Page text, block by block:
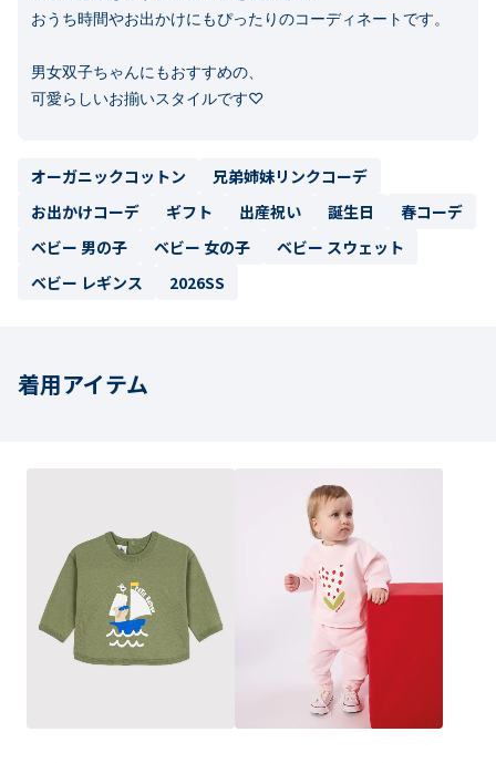
おうち時間やお出かけにもぴったりのコーディネートです。
男女双子ちゃんにもおすすめの、
オーガニックコットン
兄弟姉妹リンクコーデ
お出かけコーデ
ギフト 出産祝い 誕生日
春コーデ
ベビー 男の子
ベビー 女の子
ベビー スウェット
ベビー レギンス
2026SS
着用アイテム